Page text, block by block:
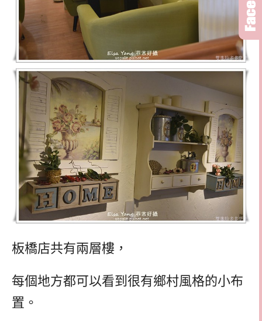
板橋店共有兩層樓，
每個地方都可以看到很有鄉村風格的小布
置。